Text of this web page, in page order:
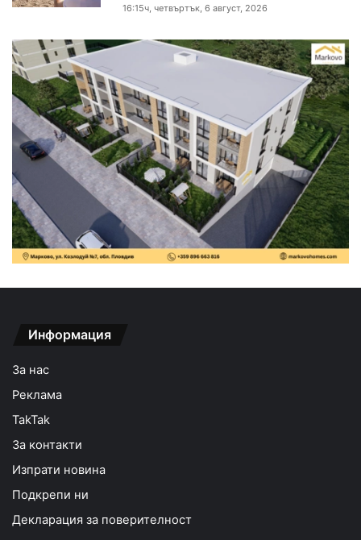
16:15ч, четвъртък, 6 август, 2026
Информация
За нас
Реклама
TakTak
За контакти
Изпрати новина
Подкрепи ни
Декларация за поверителност